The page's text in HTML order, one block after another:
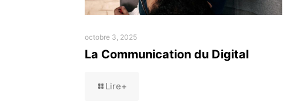
octobre 3, 2025
La Communication du Digital
Lire+